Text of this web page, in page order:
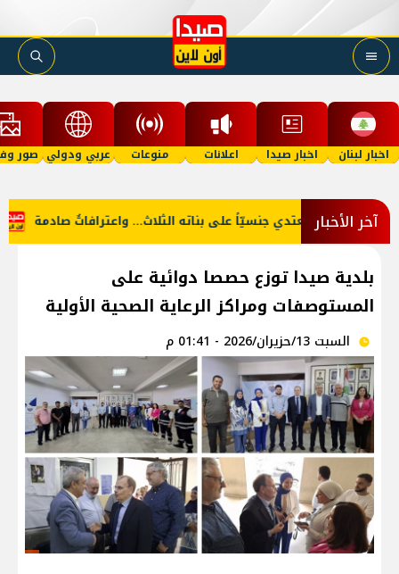
اخبار لبنان اخبار صيدا اعلانات منوعات عربي ودولي صور
آخر الأخبار بعد الغارات... الجيش يُباشر بفتح الطّرقات! أبٌ يعتدي جنسيّاً على بناته الثلاث… واعترافاتٌ صادمة
بلدية صيدا توزع حصصا دوائية على
المستوصفات ومراكز الرعاية الصحية الأولية
السبت 13/حزيران/2026 - 01:41 م